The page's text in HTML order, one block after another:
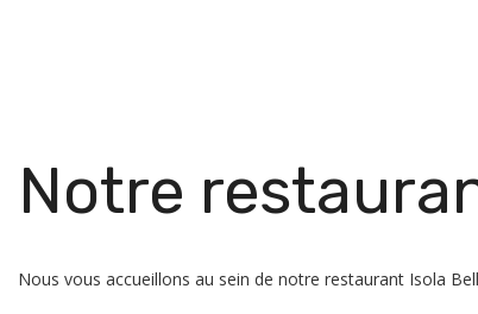
Notre
Nous vous accueillons au sein de notre restaurant Isola